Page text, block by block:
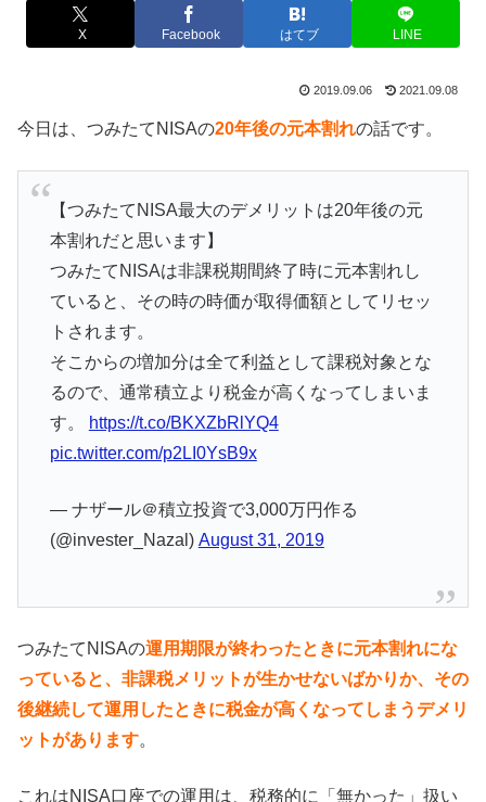
X Facebook はてブ LINE
2019.09.06 2021.09.08
今日は、つみたてNISAの20年後の元本割れの話です。
【つみたてNISA最大のデメリットは20年後の元
本割れだと思います】
つみたてNISAは非課税期間終了時に元本割れし
ていると、その時の時価が取得価額としてリセッ
トされます。
そこからの増加分は全て利益として課税対象とな
るので、通常積立より税金が高くなってしまいま
す。
https://t.co/BKXZbRlYQ4
pic.twitter.com/p2LI0YsB9x
— ナザール＠積立投資で3,000万円作る
(@invester_Nazal) August 31, 2019
つみたてNISAの運用期限が終わったときに元本割れにな
っていると、非課税メリットが生かせないばかりか、その
後継続して運用したときに税金が高くなってしまうデメリ
ットがあります。
これはNISA口座での運用は、税務的に「無かった」扱い